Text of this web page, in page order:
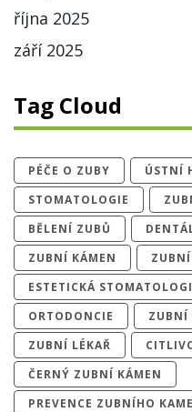
října 2025
září 2025
Tag Cloud
PÉČE O ZUBY
ÚSTNÍ
STOMATOLOGIE
BĚLENÍ ZUBŮ
ZUBNÍ KÁMEN
ESTETICKÁ
ORTODONCIE
ZUBNÍ
ZUBNÍ LÉKAŘ
ČERNÝ ZUBNÍ KÁMEN
PREVENCE ZUBNÍHO